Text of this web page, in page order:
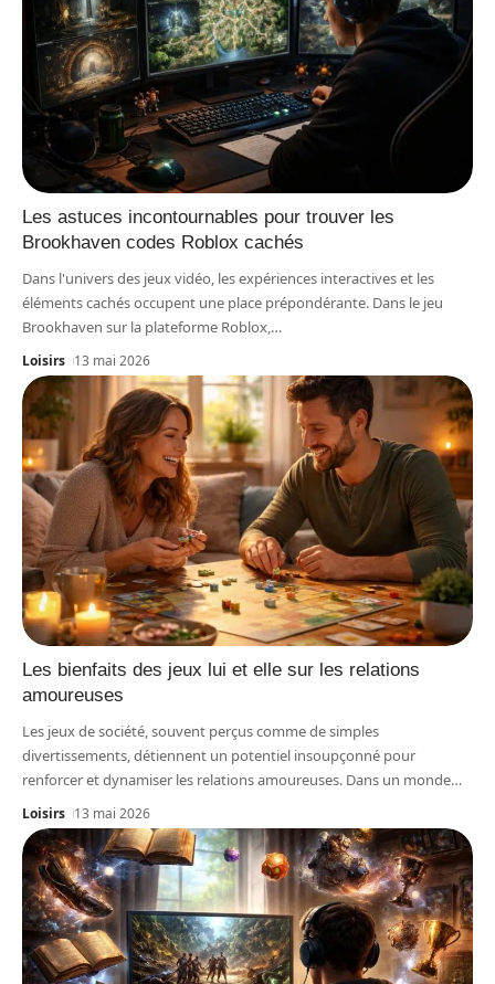
Les astuces incontournables pour trouver les
Brookhaven codes Roblox cachés
Dans l'univers des jeux vidéo, les expériences interactives et les
éléments cachés occupent une place prépondérante. Dans le jeu
Brookhaven sur la plateforme Roblox,…
Loisirs 13 mai 2026
Les bienfaits des jeux lui et elle sur les relations
amoureuses
Les jeux de société, souvent perçus comme de simples
divertissements, détiennent un potentiel insoupçonné pour
renforcer et dynamiser les relations amoureuses. Dans un monde…
Loisirs 13 mai 2026